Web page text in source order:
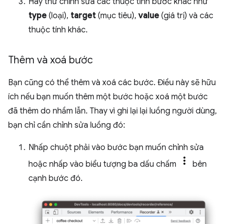
type (loại), target (mục tiêu), value (giá trị) và các
thuộc tính khác.
Thêm và xoá bước
Bạn cũng có thể thêm và xoá các bước. Điều này sẽ hữu
ích nếu bạn muốn thêm một bước hoặc xoá một bước
đã thêm do nhầm lẫn. Thay vì ghi lại lại luồng người dùng,
bạn chỉ cần chỉnh sửa luồng đó:
Nhấp chuột phải vào bước bạn muốn chỉnh sửa
hoặc nhấp vào biểu tượng ba dấu chấm
bên
cạnh bước đó.